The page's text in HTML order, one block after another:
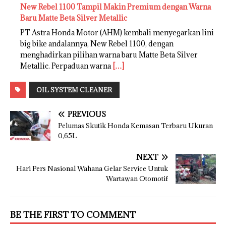
New Rebel 1100 Tampil Makin Premium dengan Warna
Baru Matte Beta Silver Metallic
PT Astra Honda Motor (AHM) kembali menyegarkan lini
big bike andalannya, New Rebel 1100, dengan
menghadirkan pilihan warna baru Matte Beta Silver
Metallic. Perpaduan warna […]
OIL SYSTEM CLEANER
PREVIOUS
Pelumas Skutik Honda Kemasan Terbaru Ukuran
0,65L
NEXT
Hari Pers Nasional Wahana Gelar Service Untuk
Wartawan Otomotif
BE THE FIRST TO COMMENT